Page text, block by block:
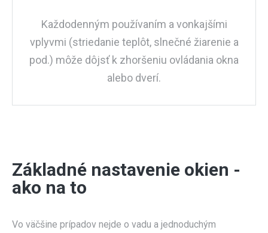
Každodenným používaním a vonkajšími
vplyvmi (striedanie teplôt, slnečné žiarenie a
pod.) môže dôjsť k zhoršeniu ovládania okna
alebo dverí.
Základné nastavenie okien -
ako na to
Vo väčšine prípadov nejde o vadu a jednoduchým